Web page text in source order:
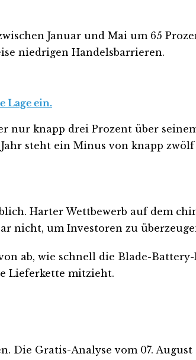
Januar und Mai um 65
niedrigen Handelsbarrieren.
Lage ein.
knapp drei Prozent über
steht ein Minus von knapp
Harter Wettbewerb auf dem
nicht, um Investoren zu
ab, wie schnell die Blade-
Lieferkette mitzieht.
Die Gratis-Analyse vom 07.